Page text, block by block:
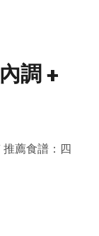
調 +
薦食譜：四